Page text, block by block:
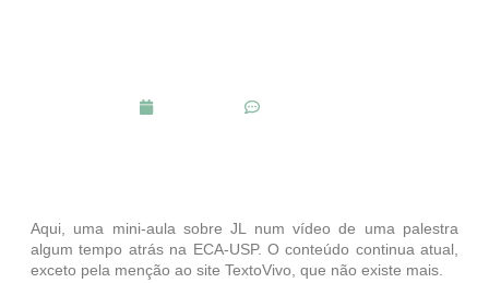
Aqui, uma mini-aula sobre JL num vídeo de uma palestra
algum tempo atrás na ECA-USP. O conteúdo continua atual,
exceto pela menção ao site TextoVivo, que não existe mais.